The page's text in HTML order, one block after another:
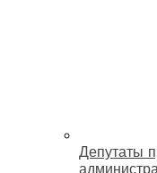
Депутаты